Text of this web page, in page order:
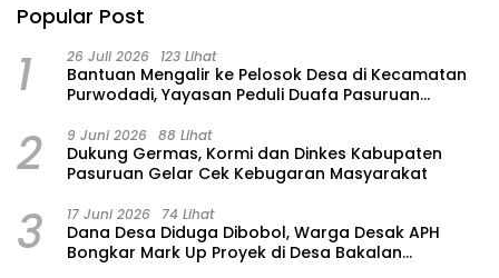
Popular Post
1 26 Juli 2026 123 Lihat
‎Bantuan Mengalir ke Pelosok Desa di Kecamatan
Purwodadi, Yayasan Peduli Duafa Pasuruan
2 9 Juni 2026 88 Lihat
Dukung Germas, Kormi dan Dinkes Kabupaten
Pasuruan Gelar Cek Kebugaran Masyarakat
3 17 Juni 2026 74 Lihat
Dana Desa Diduga Dibobol, Warga Desak APH
Bongkar Mark Up Proyek di Desa Bakalan